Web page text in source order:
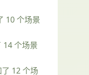
10 个场景
14 个场景
12 个场